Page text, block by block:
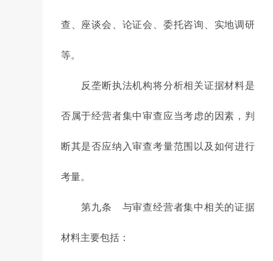
查、座谈会、论证会、委托咨询、实地调研
等。
反垄断执法机构将分析相关证据材料是
否属于经营者集中审查应当考虑的因素，判
断其是否应纳入审查考量范围以及如何进行
考量。
第九条 与审查经营者集中相关的证据
材料主要包括：